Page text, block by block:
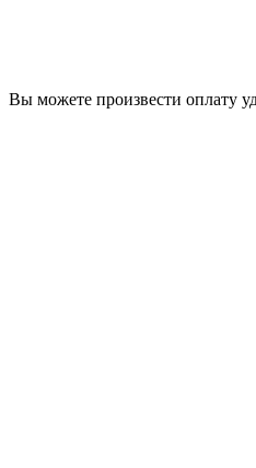
Вы можете произвести оплату